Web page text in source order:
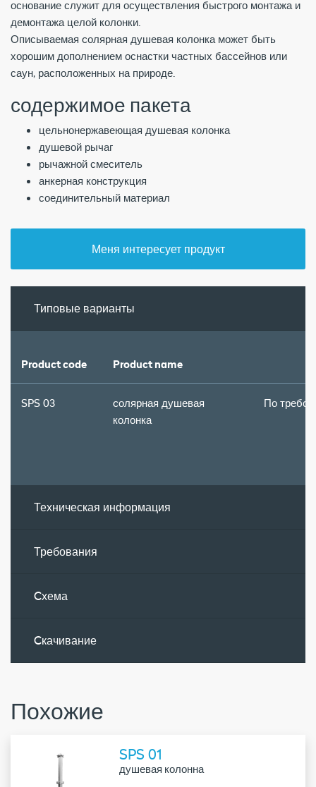
основание служит для осуществления быстрого монтажа и
демонтажа целой колонки.
Описываемая cолярная душевая колонка может быть
хорошим дополнением оснастки частных бассейнов или
саун, расположенных на природе.
содержимое пакета
цельнонержавеющая душевая колонка
душевой рычаг
рычажной смеситель
анкерная конструкция
соединительный материал
Меня интересует продукт
Типовые варианты
Product code Product name
SPS 03
cолярная душевая
колонка
По
Техническая информация
Требования
Cхема
Cкачивание
Похожие
SPS 01
душевая колонна